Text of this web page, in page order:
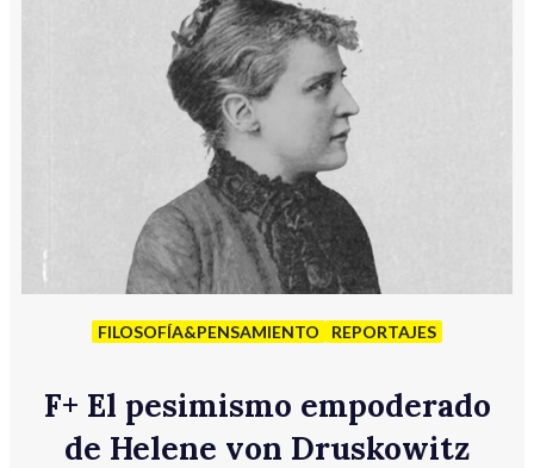
FILOSOFÍA&PENSAMIENTO REPORTAJES
F+ El pesimismo empoderado
de Helene von Druskowitz